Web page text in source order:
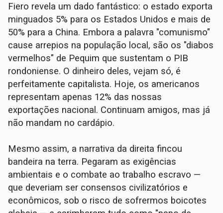
Fiero revela um dado fantástico: o estado exporta
minguados 5% para os Estados Unidos e mais de
50% para a China. Embora a palavra "comunismo"
cause arrepios na população local, são os "diabos
vermelhos" de Pequim que sustentam o PIB
rondoniense. O dinheiro deles, vejam só, é
perfeitamente capitalista. Hoje, os americanos
representam apenas 12% das nossas
exportações nacional. Continuam amigos, mas já
não mandam no cardápio.
Mesmo assim, a narrativa da direita fincou
bandeira na terra. Pegaram as exigências
ambientais e o combate ao trabalho escravo —
que deveriam ser consensos civilizatórios e
econômicos, sob o risco de sofrermos boicotes